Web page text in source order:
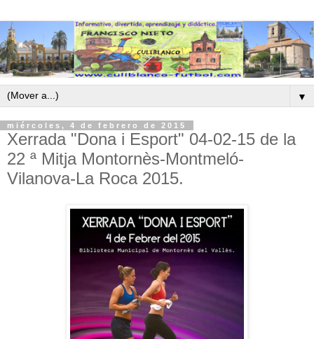
▼
miércoles, 4 de febrero de 2015
Xerrada "Dona i Esport" 04-02-15 de la
22 ª Mitja Montornès-Montmeló-
Vilanova-La Roca 2015.